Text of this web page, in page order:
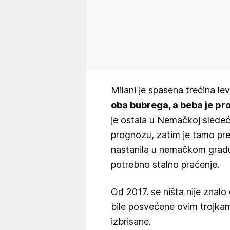
Milani je spasena trećina
oba bubrega, a beba je
je ostala u Nemačkoj
prognozu, zatim je tamo
nastanila u nemačkom
potrebno stalno praćenje.
Od 2017. se ništa nije
bile posvećene ovim
izbrisane.